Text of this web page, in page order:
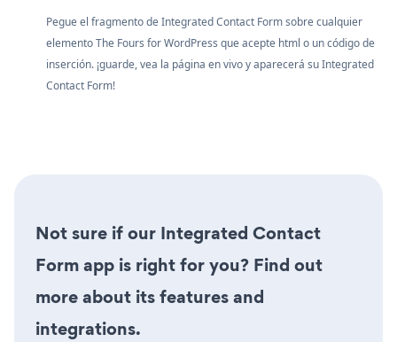
Pegue el fragmento de Integrated Contact Form sobre cualquier
elemento The Fours for WordPress que acepte html o un código de
inserción. ¡guarde, vea la página en vivo y aparecerá su Integrated
Contact Form!
Not sure if our Integrated Contact
Form app is right for you? Find out
more about its features and
integrations.